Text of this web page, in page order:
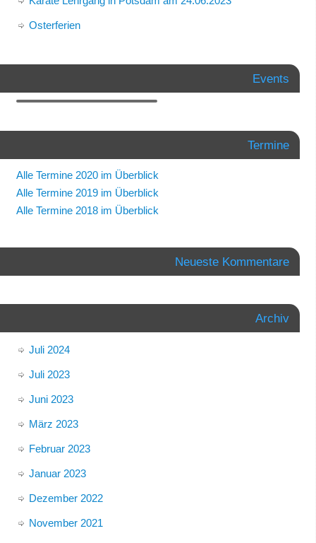
Osterferien
Events
Termine
Alle Termine 2020 im Überblick
Alle Termine 2019 im Überblick
Alle Termine 2018 im Überblick
Neueste Kommentare
Archiv
Juli 2024
Juli 2023
Juni 2023
März 2023
Februar 2023
Januar 2023
Dezember 2022
November 2021